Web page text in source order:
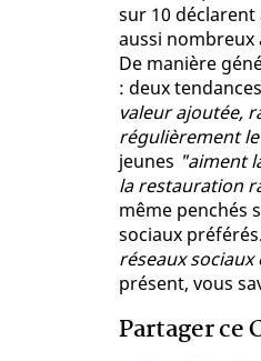
sur 10
aussi nombreux
De manière
: deux
valeur ajoutée,
régulièrement
jeunes "aiment
la restauration
même penchés
sociaux
réseaux
présent, vous
Partager ce